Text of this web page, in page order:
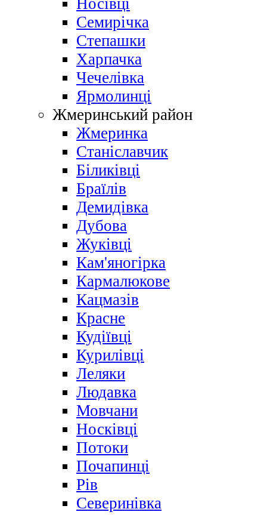
Носівці
Семирічка
Степашки
Харпачка
Чечелівка
Ярмолинці
Жмеринський район
Жмеринка
Станіславчик
Біликівці
Браїлів
Демидівка
Дубова
Жуківці
Кам'яногірка
Кармалюкове
Кацмазів
Красне
Кудіївці
Курилівці
Леляки
Людавка
Мовчани
Носківці
Потоки
Почапинці
Рів
Северинівка